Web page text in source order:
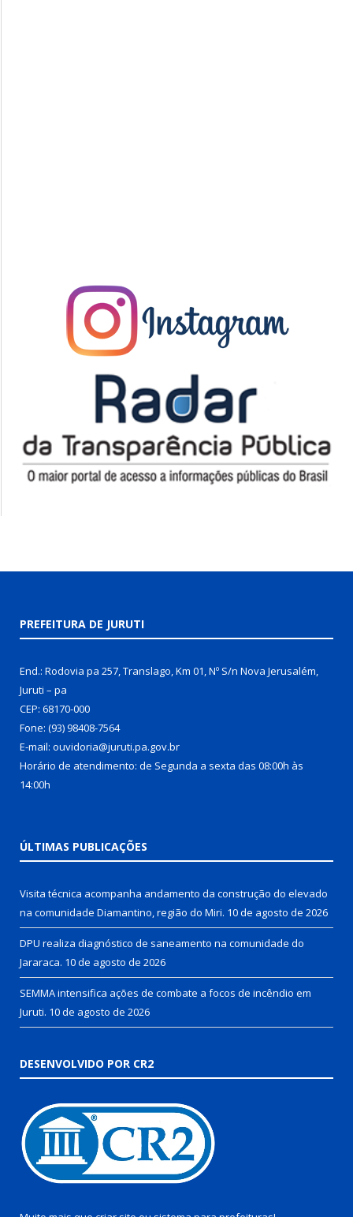
PREFEITURA DE JURUTI
End.: Rodovia pa 257, Translago, Km 01, Nº S/n Nova Jerusalém,
Juruti – pa
CEP: 68170-000
Fone: (93) 98408-7564
E-mail: ouvidoria@juruti.pa.gov.br
Horário de atendimento: de Segunda a sexta das 08:00h às
14:00h
ÚLTIMAS PUBLICAÇÕES
Visita técnica acompanha andamento da construção do elevado
na comunidade Diamantino, região do Miri. 10 de agosto de 2026
DPU realiza diagnóstico de saneamento na comunidade do
Jararaca. 10 de agosto de 2026
SEMMA intensifica ações de combate a focos de incêndio em
Juruti. 10 de agosto de 2026
DESENVOLVIDO POR CR2